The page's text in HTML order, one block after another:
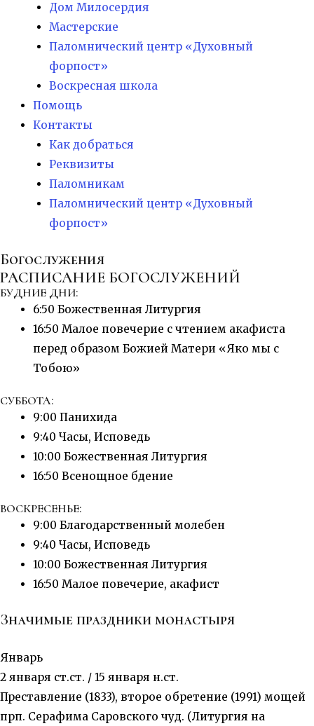
Дом Милосердия
Мастерские
Паломнический центр «Духовный
форпост»
Воскресная школа
Помощь
Контакты
Как добраться
Реквизиты
Паломникам
Паломнический центр «Духовный
форпост»
Богослужения
РАСПИСАНИЕ БОГОСЛУЖЕНИЙ
БУДНИЕ ДНИ:
6:50 Божественная Литургия
16:50 Малое повечерие с чтением акафиста
перед образом Божией Матери «Яко мы с
Тобою»
СУББОТА:
9:00 Панихида
9:40 Часы, Исповедь
10:00 Божественная Литургия
16:50 Всенощное бдение
ВОСКРЕСЕНЬЕ:
9:00 Благодарственный молебен
9:40 Часы, Исповедь
10:00 Божественная Литургия
16:50 Малое повечерие, акафист
Значимые праздники монастыря
Январь
2 января ст.ст. / 15 января н.ст.
Преставление (1833), второе обретение (1991) мощей
прп. Серафима Саровского чуд. (Литургия на